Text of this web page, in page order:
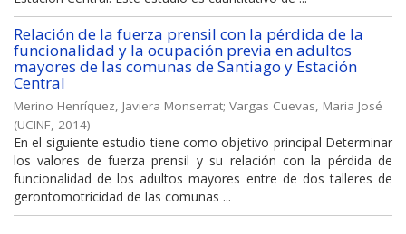
Relación de la fuerza prensil con la pérdida de la
funcionalidad y la ocupación previa en adultos
mayores de las comunas de Santiago y Estación
Central
Merino Henríquez, Javiera Monserrat; Vargas Cuevas, Maria José
(UCINF, 2014)
En el siguiente estudio tiene como objetivo principal Determinar
los valores de fuerza prensil y su relación con la pérdida de
funcionalidad de los adultos mayores entre de dos talleres de
gerontomotricidad de las comunas ...